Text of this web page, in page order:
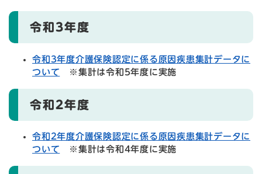
令和3年度
令和3年度介護保険認定に係る原因疾患集計データに
ついて ※集計は令和5年度に実施
令和2年度
令和2年度介護保険認定に係る原因疾患集計データに
ついて ※集計は令和4年度に実施